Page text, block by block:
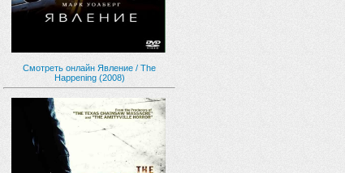
Смотреть онлайн Явление / The
Happening (2008)